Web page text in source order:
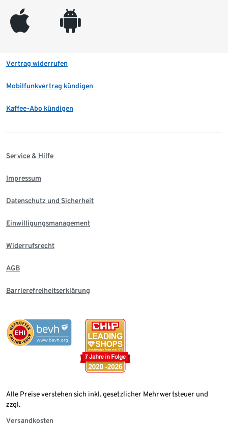
appleinc android
Vertrag widerrufen
Mobilfunkvertrag kündigen
Kaffee-Abo kündigen
Service & Hilfe
Impressum
Datenschutz und Sicherheit
Einwilligungsmanagement
Widerrufsrecht
AGB
Barrierefreiheitserklärung
Alle Preise verstehen sich inkl. gesetzlicher Mehrwertsteuer und
zzgl.
Versandkosten